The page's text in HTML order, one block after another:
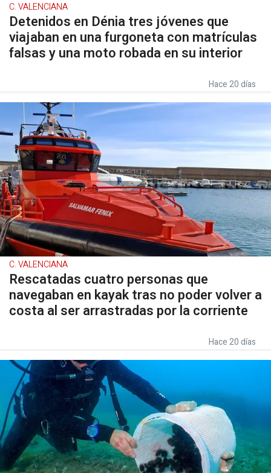
C. VALENCIANA
Detenidos en Dénia tres jóvenes que
viajaban en una furgoneta con matrículas
falsas y una moto robada en su interior
Hace 20 días
C. VALENCIANA
Rescatadas cuatro personas que
navegaban en kayak tras no poder volver a
costa al ser arrastradas por la corriente
Hace 20 días